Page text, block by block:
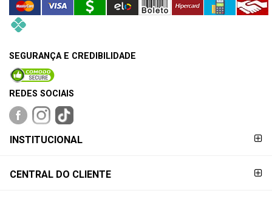
LOJAS
MAIS
CENTRAL
DO
CLIENTE
SEGURANÇA E CREDIBILIDADE
REDES SOCIAIS
PAGAMENTO
INSTITUCIONAL
CENTRAL DO CLIENTE